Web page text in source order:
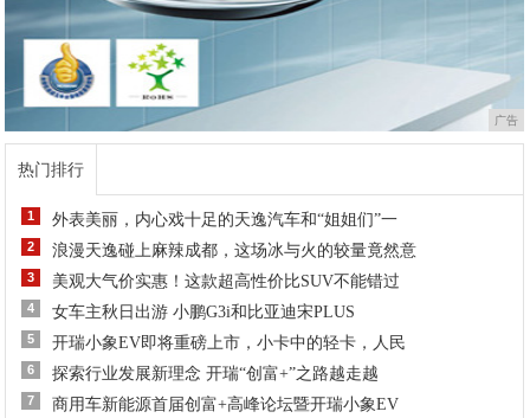
广告
热门排行
1 外表美丽，内心戏十足的天逸汽车和“姐姐们”一
2 浪漫天逸碰上麻辣成都，这场冰与火的较量竟然意
3 美观大气价实惠！这款超高性价比SUV不能错过
4 女车主秋日出游 小鹏G3i和比亚迪宋PLUS
5 开瑞小象EV即将重磅上市，小卡中的轻卡，人民
6 探索行业发展新理念 开瑞“创富+”之路越走越
7 商用车新能源首届创富+高峰论坛暨开瑞小象EV